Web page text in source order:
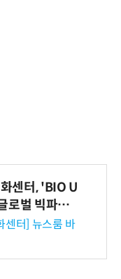
센터, 'BIO U
로벌 빅파마
미팅 지원…K
출 교두보 확
센터] 뉴스룸 바